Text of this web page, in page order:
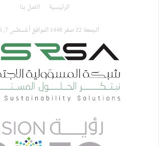
الرئيسية اتصل بنا
الجمعة 22 صفر 1448 الموافق أغسطس 7, 2026